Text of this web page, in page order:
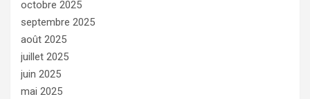
octobre 2025
septembre 2025
août 2025
juillet 2025
juin 2025
mai 2025